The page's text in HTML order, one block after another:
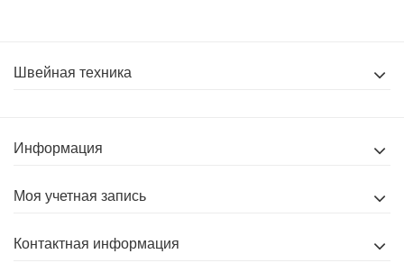
Швейная техника
Информация
Моя учетная запись
Контактная информация